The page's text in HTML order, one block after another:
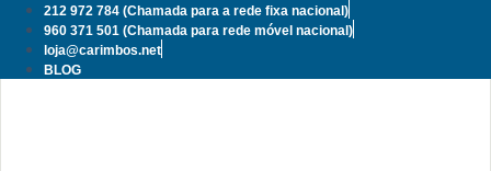
Pular
para
conteúdo
212 972 784 (Chamada para a rede fixa nacional)
960 371 501 (Chamada para rede móvel nacional)
loja@carimbos.net
BLOG